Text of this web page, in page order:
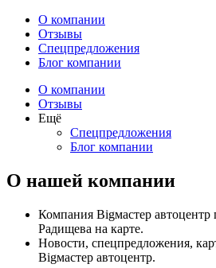
О компании
Отзывы
Спецпредложения
Блог компании
О компании
Отзывы
Ещё
Спецпредложения
Блог компании
О нашей компании
Компания Bigмастер автоцентр
Радищева на карте.
Новости, спецпредложения,
Bigмастер автоцентр.